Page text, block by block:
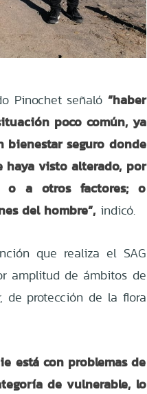
Pinochet señaló “haber
poco común, ya
bienestar seguro donde
haya visto alterado, por
a otros factores; o
del hombre”, indicó.
que realiza el SAG
amplitud de ámbitos de
de protección de la flora
está con problemas de
de vulnerable, lo